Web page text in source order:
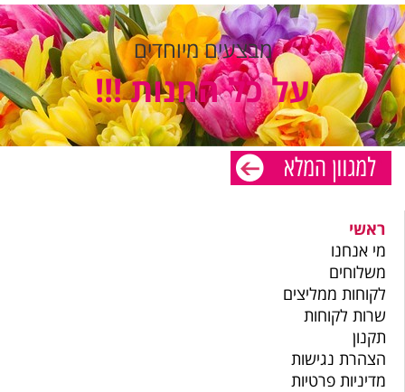
מבצעים מיוחדים
על כל החנות !!!
ראשי
מי אנחנו
משלוחים
לקוחות ממליצים
שרות לקוחות
תקנון
הצהרת נגישות
מדיניות פרטיות